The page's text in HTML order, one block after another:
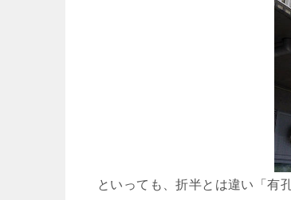
といっても、折半とは違い「有